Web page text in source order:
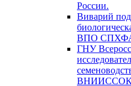
России.
Виварий
ВПО СПХФА
ГНУ